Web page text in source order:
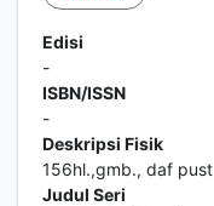
Edisi
-
ISBN/ISSN
-
Deskripsi Fisik
156hl.,gmb., daf pust
Judul Seri